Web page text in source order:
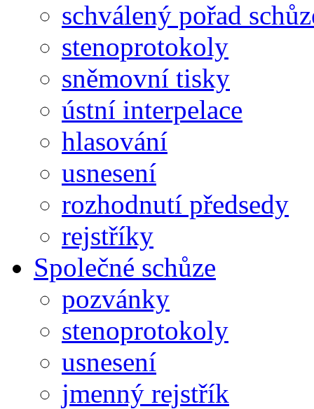
schválený pořad
stenoprotokoly
sněmovní tisky
ústní interpelace
hlasování
usnesení
rozhodnutí předsedy
rejstříky
Společné schůze
pozvánky
stenoprotokoly
usnesení
jmenný rejstřík